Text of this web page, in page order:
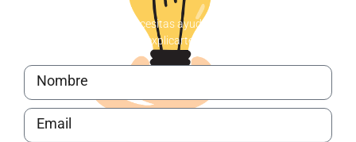
Haznos saber si necesitas ayuda y nos pondremos en
contacto para explicarte todos los detalles